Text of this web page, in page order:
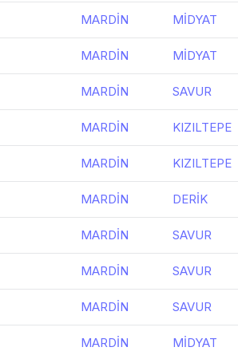
MARDİN MİDYAT
MARDİN MİDYAT
MARDİN SAVUR
MARDİN KIZILTEPE
MARDİN KIZILTEPE
MARDİN DERİK
MARDİN SAVUR
MARDİN SAVUR
MARDİN SAVUR
MARDİN MİDYAT